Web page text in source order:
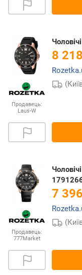
Продавець:
Laus-W
8 218
Продавець:
777Market
7 396